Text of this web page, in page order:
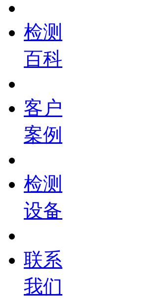
检测
百科
客户
案例
检测
设备
联系
我们